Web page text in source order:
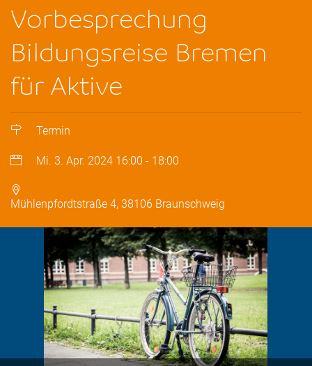
Vorbesprechung
Bildungsreise Bremen
für Aktive
Termin
Mi. 3. Apr. 2024 16:00 - 18:00
Mühlenpfordtstraße 4, 38106 Braunschweig